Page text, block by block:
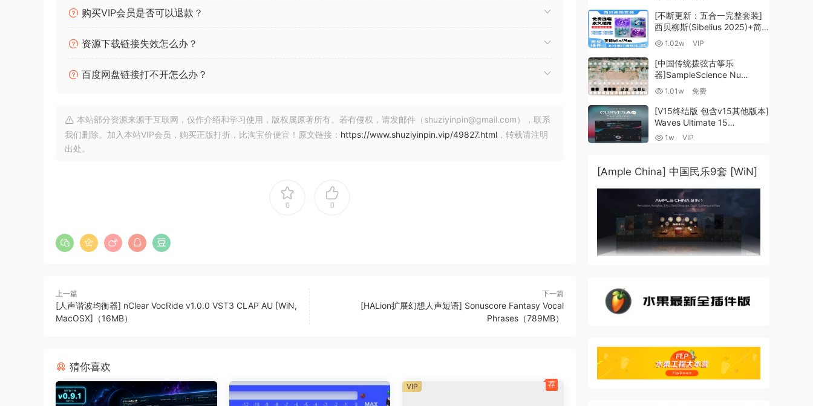
购买VIP会员是否可以退款？
资源下载链接失效怎么办？
百度网盘链接打不开怎么办？
本站部分资源来源于互联网，仅作介绍和学习使用，版权属原著所有。若有侵权，请发邮件（shuziyinpin@gmail.com），联系
我们删除。加入本站VIP会员，购买正版打折，比淘宝价便宜！原文链接： https://www.shuziyinpin.vip/49827.html ，转载请注明
出处。
0 0
上一篇
[人声谐波均衡器] nClear VocRide v1.0.0 VST3 CLAP AU [WiN,
MacOSX]（16MB）
下一篇
[HALion扩展幻想人声短语] Sonuscore Fantasy Vocal
Phrases（789MB）
猜你喜欢
VIP 荐
[不断更新：五合一完整套装]
西贝柳斯(Sibelius 2025)+简
谱插件V8+图片识别+音频识别
MacOSX]（80.48GB+）
1.02w VIP
[中国传统拨弦古筝乐
器]SampleScience Nu
Guzheng v2.0 x64 VST
VST3 AU DECENT SAMPLER
[WiN, MacOSX]（158MB)
1.01w 免费
[V15终结版 包含v15其他版本]
Waves Ultimate 15
v25.05.27+一键安装版+安装
（4.1GB+10.2GB+9.6GB）
1w VIP
[Ample China] 中国民乐9套 [WiN]